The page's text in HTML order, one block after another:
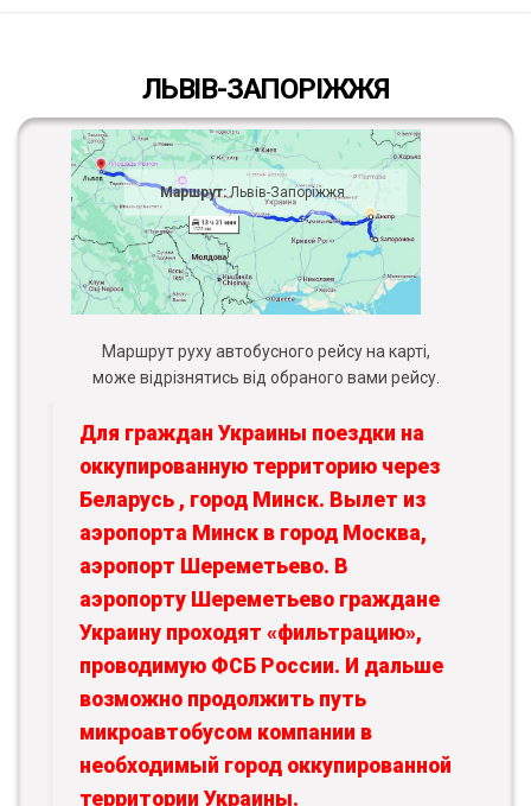
ЛЬВІВ-ЗАПОРІЖЖЯ
Маршрут:Львів-Запоріжжя
Маршрут руху автобусного рейсу на карті,
може відрізнятись від обраного вами рейсу.
Для граждан Украины поездки на
оккупированную территорию через
Беларусь , город Минск. Вылет из
аэропорта Минск в город Москва,
аэропорт Шереметьево. В
аэропорту Шереметьево граждане
Украину проходят «фильтрацию»,
проводимую ФСБ России. И дальше
возможно продолжить путь
микроавтобусом компании в
необходимый город оккупированной
территории Украины.